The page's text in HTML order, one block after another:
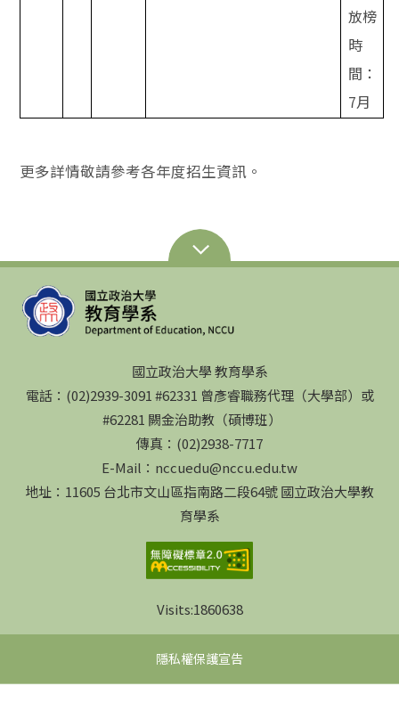
放榜
時
間：
7月
更多詳情敬請參考各年度招生資訊。
國立政治大學 教育學系
電話：(02)2939-3091 #62331 曾彥睿職務代理（大學部）或
#62281 闕金治助教（碩博班）
傳真：(02)2938-7717
E-Mail：nccuedu@nccu.edu.tw
地址：11605 台北市文山區指南路二段64號 國立政治大學教
育學系
Visits:1860638
隱私權保護宣告